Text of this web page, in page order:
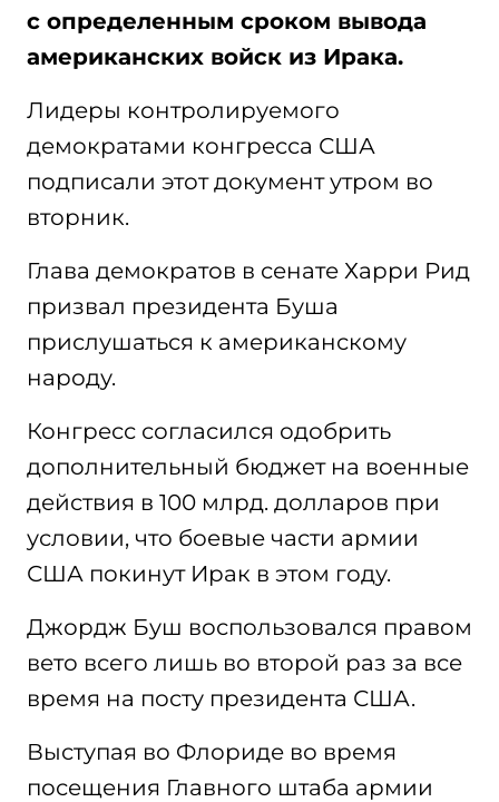
с определенным сроком вывода
американских войск из Ирака.
Лидеры контролируемого
демократами конгресса США
подписали этот документ утром во
вторник.
Глава демократов в сенате Харри Рид
призвал президента Буша
прислушаться к американскому
народу.
Конгресс согласился одобрить
дополнительный бюджет на военные
действия в 100 млрд. долларов при
условии, что боевые части армии
США покинут Ирак в этом году.
Джордж Буш воспользовался правом
вето всего лишь во второй раз за все
время на посту президента США.
Выступая во Флориде во время
посещения Главного штаба армии